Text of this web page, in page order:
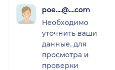
poe....@....com
Необходимо
уточнить ваши
данные, для
просмотра и
проверки